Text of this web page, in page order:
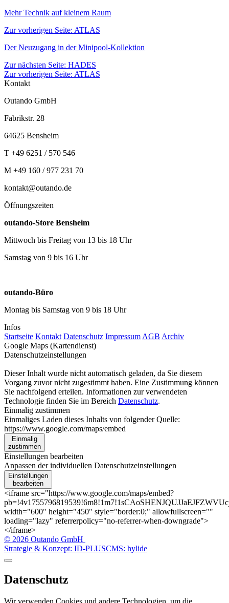
Mehr Technik auf kleinem Raum
Zur vorherigen Seite: ATLAS
Der Neuzugang in der Minipool-Kollektion
Zur nächsten Seite: HADES
Zur vorherigen Seite: ATLAS
Kontakt
Outando GmbH
Fabrikstr. 28
64625 Bensheim
T +49 6251 / 570 546
M +49 160 / 977 231 70
kontakt@outando.de
Öffnungszeiten
outando-Store Bensheim
Mittwoch bis Freitag von 13 bis 18 Uhr
Samstag von 9 bis 16 Uhr
outando-Büro
Montag bis Samstag von 9 bis 18 Uhr
Infos
Startseite Kontakt Datenschutz Impressum AGB Archiv
Google Maps (Kartendienst)
Datenschutzeinstellungen
Dieser Inhalt wurde nicht automatisch geladen, da Sie diesem
Vorgang zuvor nicht zugestimmt haben. Eine Zustimmung können
Sie nachfolgend erteilen. Informationen zur verwendeten
Technologie finden Sie im Bereich Datenschutz.
Einmalig zustimmen
Einmaliges Laden dieses Inhalts von folgender Quelle:
https://www.google.com/maps/embed
Einmalig
zustimmen
Einstellungen bearbeiten
Anpassen der individuellen Datenschutzeinstellungen
Einstellungen
bearbeiten
<iframe src="https://www.google.com/maps/embed?
width="600" height="450" style="border:0;" allowfullscreen=""
loading="lazy" referrerpolicy="no-referrer-when-downgrade">
</iframe>
© 2026 Outando GmbH
Strategie & Konzept: ID-PLUSCMS: hylide
Datenschutz
Wir verwenden Cookies und andere Technologien, um die